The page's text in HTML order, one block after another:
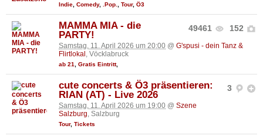
Indie Comedy, .Pop. Tour, Ö3
49461 152
MAMMA MIA - die
PARTY!
Samstag, 11. April 2026 um 20:00 @ G'spusi - dein Tanz &
Flirtlokal , Vöcklabruck
ab 21 Gratis Eintritt,
3
cute concerts & Ö3 präsentieren:
RIAN (AT) - Live 2026
Samstag, 11. April 2026 um 19:00 @ Szene
Salzburg, Salzburg
Tour, Tickets